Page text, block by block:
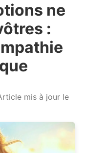
ne
:
mis à jour le